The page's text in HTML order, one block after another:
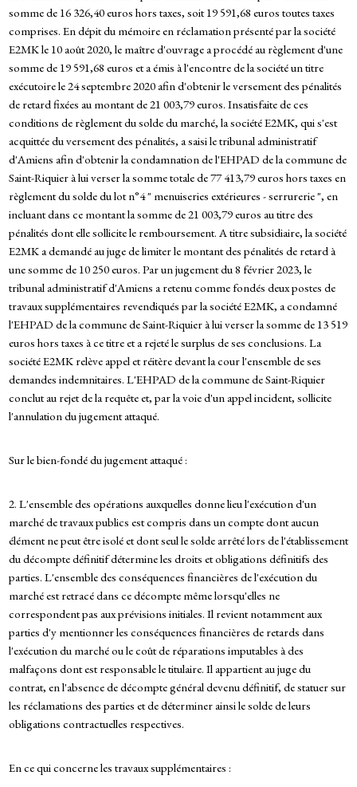
somme de 16 326,40 euros hors taxes, soit 19 591,68 euros toutes taxes
comprises. En dépit du mémoire en réclamation présenté par la société
E2MK le 10 août 2020, le maître d'ouvrage a procédé au règlement d'une
somme de 19 591,68 euros et a émis à l'encontre de la société un titre
exécutoire le 24 septembre 2020 afin d'obtenir le versement des pénalités
de retard fixées au montant de 21 003,79 euros. Insatisfaite de ces
conditions de règlement du solde du marché, la société E2MK, qui s'est
acquittée du versement des pénalités, a saisi le tribunal administratif
d'Amiens afin d'obtenir la condamnation de l'EHPAD de la commune de
Saint-Riquier à lui verser la somme totale de 77 413,79 euros hors taxes en
règlement du solde du lot n°4 " menuiseries extérieures - serrurerie ", en
incluant dans ce montant la somme de 21 003,79 euros au titre des
pénalités dont elle sollicite le remboursement. A titre subsidiaire, la société
E2MK a demandé au juge de limiter le montant des pénalités de retard à
une somme de 10 250 euros. Par un jugement du 8 février 2023, le
tribunal administratif d'Amiens a retenu comme fondés deux postes de
travaux supplémentaires revendiqués par la société E2MK, a condamné
l'EHPAD de la commune de Saint-Riquier à lui verser la somme de 13 519
euros hors taxes à ce titre et a rejeté le surplus de ses conclusions. La
société E2MK relève appel et réitère devant la cour l'ensemble de ses
demandes indemnitaires. L'EHPAD de la commune de Saint-Riquier
conclut au rejet de la requête et, par la voie d'un appel incident, sollicite
l'annulation du jugement attaqué.
Sur le bien-fondé du jugement attaqué :
2. L'ensemble des opérations auxquelles donne lieu l'exécution d'un
marché de travaux publics est compris dans un compte dont aucun
élément ne peut être isolé et dont seul le solde arrêté lors de l'établissement
du décompte définitif détermine les droits et obligations définitifs des
parties. L'ensemble des conséquences financières de l'exécution du
marché est retracé dans ce décompte même lorsqu'elles ne
correspondent pas aux prévisions initiales. Il revient notamment aux
parties d'y mentionner les conséquences financières de retards dans
l'exécution du marché ou le coût de réparations imputables à des
malfaçons dont est responsable le titulaire. Il appartient au juge du
contrat, en l'absence de décompte général devenu définitif, de statuer sur
les réclamations des parties et de déterminer ainsi le solde de leurs
obligations contractuelles respectives.
En ce qui concerne les travaux supplémentaires :